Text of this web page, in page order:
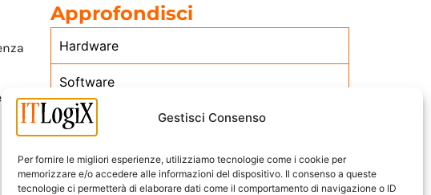
Gestisci Consenso
Per fornire le migliori esperienze, utilizziamo tecnologie come i cookie per
memorizzare e/o accedere alle informazioni del dispositivo. Il consenso a queste
tecnologie ci permetterà di elaborare dati come il comportamento di navigazione o ID
Approfondisci
Hardware
Software